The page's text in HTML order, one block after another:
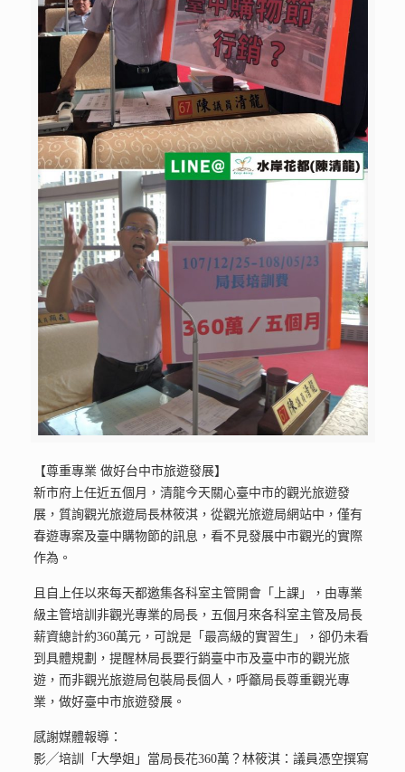
【尊重專業 做好台中市旅遊發展】
新市府上任近五個月，清龍今天關心臺中市的觀光旅遊發
展，質詢觀光旅遊局長林筱淇，從觀光旅遊局網站中，僅有
春遊專案及臺中購物節的訊息，看不見發展中市觀光的實際
作為。
且自上任以來每天都邀集各科室主管開會「上課」，由專業
級主管培訓非觀光專業的局長，五個月來各科室主管及局長
薪資總計約360萬元，可說是「最高級的實習生」，卻仍未看
到具體規劃，提醒林局長要行銷臺中市及臺中市的觀光旅
遊，而非觀光旅遊局包裝局長個人，呼籲局長尊重觀光專
業，做好臺中市旅遊發展。
感謝媒體報導：
影╱培訓「大學姐」當局長花360萬？林筱淇：議員憑空撰寫